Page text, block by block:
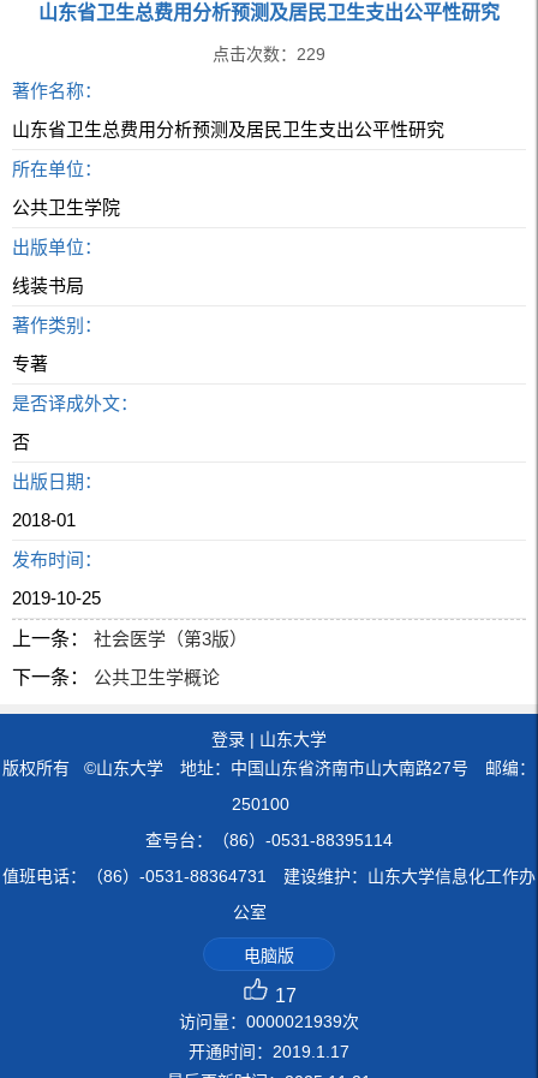
山东省卫生总费用分析预测及居民卫生支出公平性研究
点击次数： 229
著作名称：
山东省卫生总费用分析预测及居民卫生支出公平性研究
所在单位：
公共卫生学院
出版单位：
线装书局
著作类别：
专著
是否译成外文：
否
出版日期：
2018-01
发布时间：
2019-10-25
上一条：
社会医学（第3版）
下一条：
公共卫生学概论
登录 | 山东大学
版权所有 ©山东大学 地址：中国山东省济南市山大南路27号 邮编：
250100
查号台：（86）-0531-88395114
值班电话：（86）-0531-88364731 建设维护：山东大学信息化工作办
公室
电脑版
17
访问量： 0000021939次
开通时间： 2019 1 17